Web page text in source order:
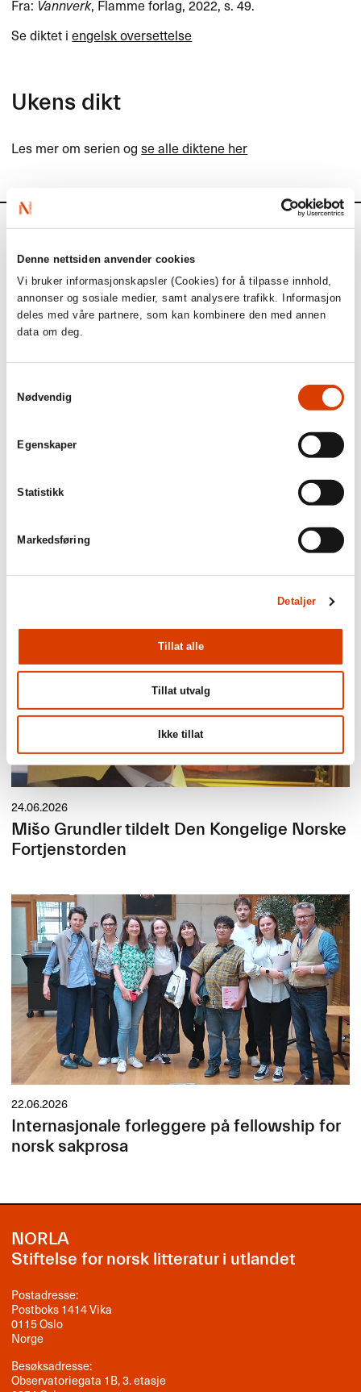
Denne nettsiden anvender cookies
Vi bruker informasjonskapsler (Cookies) for å tilpasse innhold,
annonser og sosiale medier, samt analysere trafikk. Informasjon
deles med våre partnere, som kan kombinere den med annen
data om deg.
Nødvendig
Egenskaper
Statistikk
Markedsføring
Detaljer
Tillat alle
Tillat utvalg
Ikke tillat
Fra: Vannverk, Flamme forlag, 2022, s. 49.
Se diktet iengelsk oversettelse
Ukens dikt
Les mer om serien ogse alle diktene her
Siste saker
Lucy Moffatt - Månedens oversetter
24.06.2026
Mišo Grundler tildelt Den Kongelige Norske
Fortjenstorden
22.06.2026
Internasjonale forleggere på fellowship for
norsk sakprosa
NORLA
Stiftelse for norsk litteratur i utlandet
Postadresse:
Postboks 1414 Vika
0115 Oslo
Norge
Besøksadresse:
Observatoriegata 1B, 3. etasje